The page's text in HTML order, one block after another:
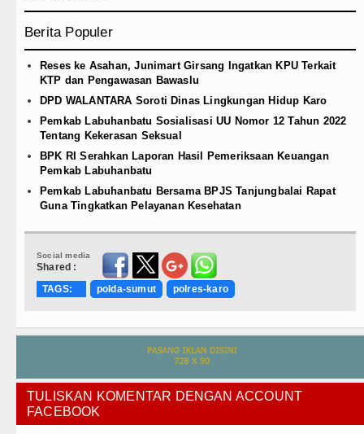
Berita Populer
Reses ke Asahan, Junimart Girsang Ingatkan KPU Terkait
KTP dan Pengawasan Bawaslu
DPD WALANTARA Soroti Dinas Lingkungan Hidup Karo
Pemkab Labuhanbatu Sosialisasi UU Nomor 12 Tahun 2022
Tentang Kekerasan Seksual
BPK RI Serahkan Laporan Hasil Pemeriksaan Keuangan
Pemkab Labuhanbatu
Pemkab Labuhanbatu Bersama BPJS Tanjungbalai Rapat
Guna Tingkatkan Pelayanan Kesehatan
Social media
Shared :
TAGS:
polda-sumut polres-karo
TULISKAN KOMENTAR DENGAN ACCOUNT
FACEBOOK